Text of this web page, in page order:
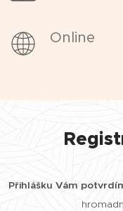
Online
Přihlášku Vám